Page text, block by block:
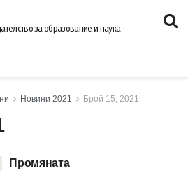
за образование и наука
Новини 2021 Брой 15, 2021
Промяната